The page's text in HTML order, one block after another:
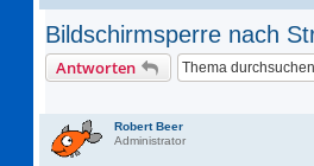
Bildschirmsperre nach
Antworten
Robert Beer
Administrator